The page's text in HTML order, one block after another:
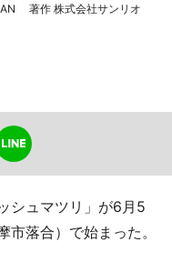
著作 株式会社サンリオ
シュマツリ」が6月5
落合）で始まった。